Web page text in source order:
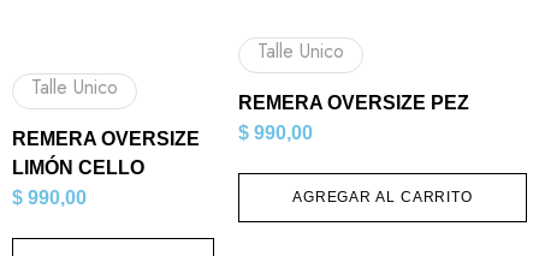
Talle Unico
REMERA OVERSIZE
LIMÓN CELLO
$ 990,00
Talle Unico
REMERA OVERSIZE PEZ
$ 990,00
AGREGAR AL CARRITO